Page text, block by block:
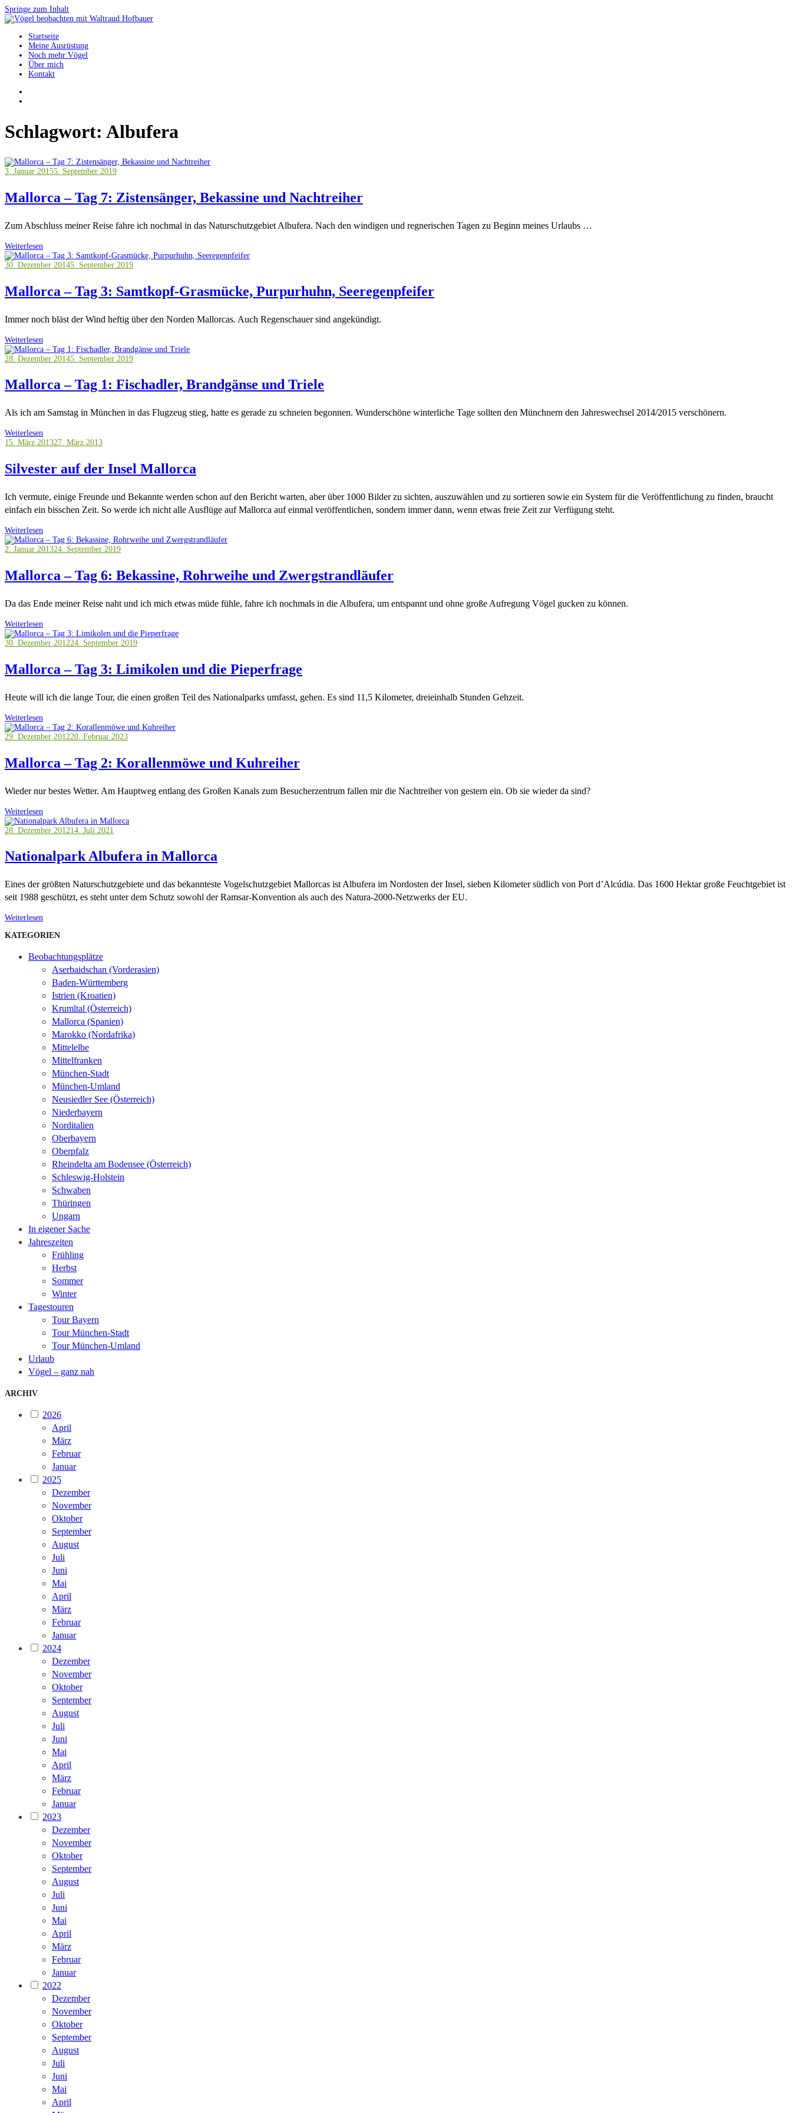
Springe zum Inhalt
Vögel beobachten mit Waltraud Hofbauer
Startseite
Meine Ausrüstung
Noch mehr Vögel
Über mich
Kontakt
Schlagwort: Albufera
3. Januar 20155. September 2019
Mallorca – Tag 7: Zistensänger, Bekassine und Nachtreiher
Zum Abschluss meiner Reise fahre ich nochmal in das Naturschutzgebiet Albufera. Nach den windigen und regnerischen Tagen zu Beginn meines Urlaubs …
Weiterlesen
30. Dezember 20145. September 2019
Mallorca – Tag 3: Samtkopf-Grasmücke, Purpurhuhn, Seeregenpfeifer
Immer noch bläst der Wind heftig über den Norden Mallorcas. Auch Regenschauer sind angekündigt.
Weiterlesen
28. Dezember 20145. September 2019
Mallorca – Tag 1: Fischadler, Brandgänse und Triele
Als ich am Samstag in München in das Flugzeug stieg, hatte es gerade zu schneien begonnen. Wunderschöne winterliche Tage sollten den Münchnern den Jahreswechsel 2014/2015 verschönern.
Weiterlesen
15. März 201327. März 2013
Silvester auf der Insel Mallorca
Ich vermute, einige Freunde und Bekannte werden schon auf den Bericht warten, aber über 1000 Bilder zu sichten, auszuwählen und zu sortieren sowie ein System für die Veröffentlichung zu finden, braucht
einfach ein bisschen Zeit. So werde ich nicht alle Ausflüge auf Mallorca auf einmal veröffentlichen, sondern immer dann, wenn etwas freie Zeit zur Verfügung steht.
Weiterlesen
2. Januar 201324. September 2019
Mallorca – Tag 6: Bekassine, Rohrweihe und Zwergstrandläufer
Da das Ende meiner Reise naht und ich mich etwas müde fühle, fahre ich nochmals in die Albufera, um entspannt und ohne große Aufregung Vögel gucken zu können.
Weiterlesen
30. Dezember 201224. September 2019
Mallorca – Tag 3: Limikolen und die Pieperfrage
Heute will ich die lange Tour, die einen großen Teil des Nationalparks umfasst, gehen. Es sind 11,5 Kilometer, dreieinhalb Stunden Gehzeit.
Weiterlesen
29. Dezember 201220. Februar 2023
Mallorca – Tag 2: Korallenmöwe und Kuhreiher
Wieder nur bestes Wetter. Am Hauptweg entlang des Großen Kanals zum Besucherzentrum fallen mir die Nachtreiher von gestern ein. Ob sie wieder da sind?
Weiterlesen
28. Dezember 201214. Juli 2021
Nationalpark Albufera in Mallorca
Eines der größten Naturschutzgebiete und das bekannteste Vogelschutzgebiet Mallorcas ist Albufera im Nordosten der Insel, sieben Kilometer südlich von Port d’Alcúdia. Das 1600 Hektar große Feuchtgebiet ist
seit 1988 geschützt, es steht unter dem Schutz sowohl der Ramsar-Konvention als auch des Natura-2000-Netzwerks der EU.
Weiterlesen
KATEGORIEN
Beobachtungsplätze
Aserbaidschan (Vorderasien)
Baden-Württemberg
Istrien (Kroatien)
Krumltal (Österreich)
Mallorca (Spanien)
Marokko (Nordafrika)
Mittelelbe
Mittelfranken
München-Stadt
München-Umland
Neusiedler See (Österreich)
Niederbayern
Norditalien
Oberbayern
Oberpfalz
Rheindelta am Bodensee (Österreich)
Schleswig-Holstein
Schwaben
Thüringen
Ungarn
In eigener Sache
Jahreszeiten
Frühling
Herbst
Sommer
Winter
Tagestouren
Tour Bayern
Tour München-Stadt
Tour München-Umland
Urlaub
Vögel – ganz nah
ARCHIV
2026
April
März
Februar
Januar
2025
Dezember
November
Oktober
September
August
Juli
Juni
Mai
April
März
Februar
Januar
2024
Dezember
November
Oktober
September
August
Juli
Juni
Mai
April
März
Februar
Januar
2023
Dezember
November
Oktober
September
August
Juli
Juni
Mai
April
März
Februar
Januar
2022
Dezember
November
Oktober
September
August
Juli
Juni
Mai
April